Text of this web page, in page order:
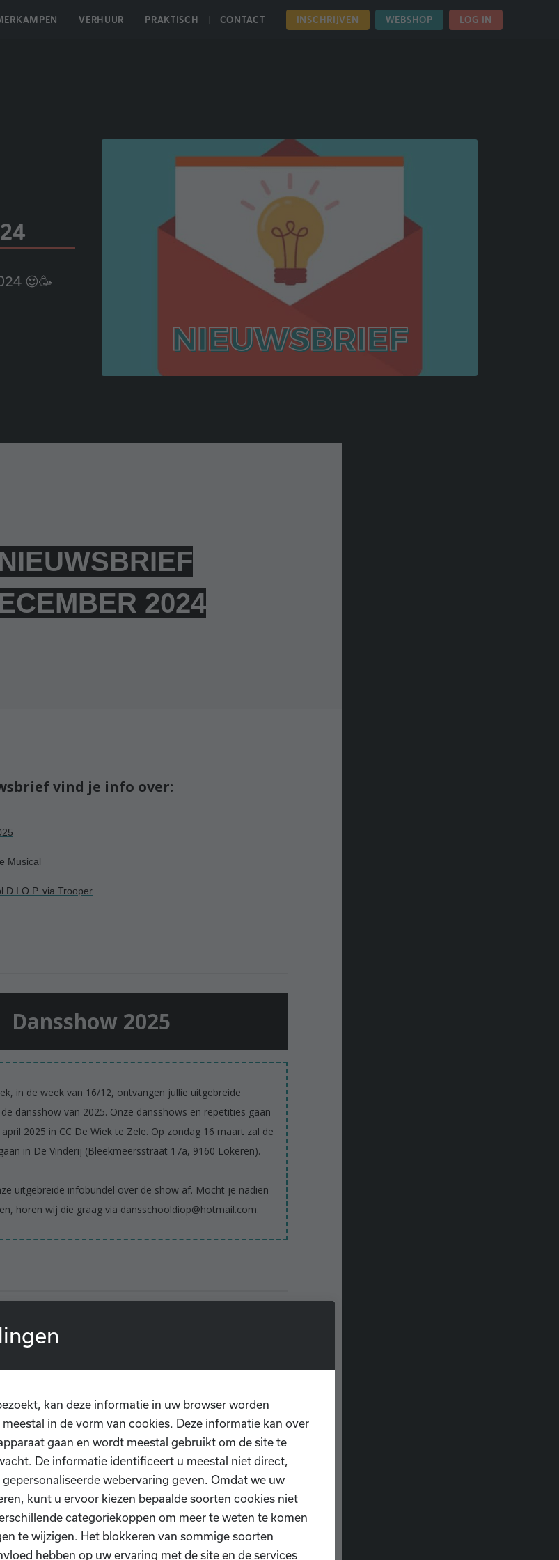
VERHUUR PRAKTISCH CONTACT INSCHRIJVEN WEBSHOP LOG IN
HOME OVER ONS NIEUWS NIEUWSBRIEF DECEMBER 2024
😍🥳
2024
vind je info over:
Musical
D.I.O.P. via Trooper
Dansshow 2025
in de week van 16/12, ontvangen jullie uitgebreide
dansshow van 2025. Onze dansshows en repetities gaan
2025 in CC De Wiek te Zele. Op zondag 16 maart zal de
in De Vinderij (Bleekmeersstraat 17a, 9160 Lokeren).
uitgebreide infobundel over de show af. Mocht je nadien
horen wij die graag via dansschooldiop@hotmail.com.
2025
organiseert Dansschool D.I.O.P. ook in 2025 maar
liefst8 weken zomerkampen.
en teens. De inschrijvingen van onze zomerkampen zijn
7 december. Inschrijven doe je via onze website via
jouw Ledenbeheer account.
Kampen bij D.I.O.P.!
uitgewerkte thema's voor alle leeftijden;
kan deze informatie in uw browser worden
in de vorm van cookies. Deze informatie kan over
gaan en wordt meestal gebruikt om de site te
De informatie identificeert u meestal niet direct,
webervaring geven. Omdat we uw
kunt u ervoor kiezen bepaalde soorten cookies niet
categoriekoppen om meer te weten te komen
te wijzigen. Het blokkeren van sommige soorten
hebben op uw ervaring met de site en de services